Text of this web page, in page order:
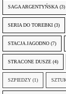
SAGA ARGENTYŃSKA (3)
SERIA DO TOREBKI (3)
STACJA JAGODNO (7)
STRACONE DUSZE (4)
SZPIEDZY (1)